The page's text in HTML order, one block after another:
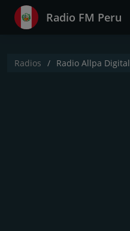
Radio FM Peru
Radios Radio Allpa Digital